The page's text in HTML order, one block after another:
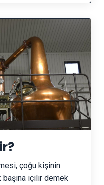
çoğu kişinin
başına içilir demek